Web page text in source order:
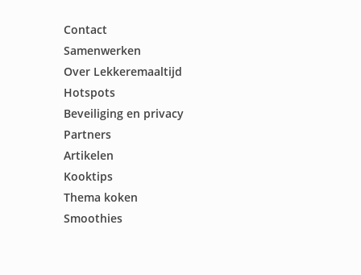
Contact
Samenwerken
Over Lekkeremaaltijd
Hotspots
Beveiliging en privacy
Partners
Artikelen
Kooktips
Thema koken
Smoothies